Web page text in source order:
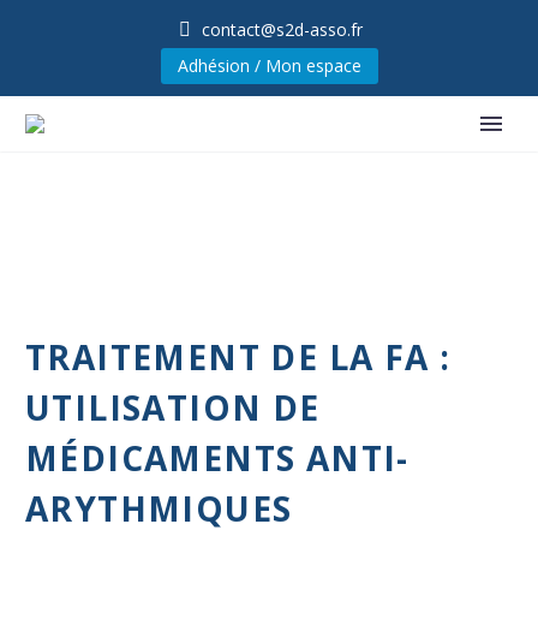
contact@s2d-asso.fr
Adhésion / Mon espace
TRAITEMENT DE LA FA :
UTILISATION DE
MÉDICAMENTS ANTI-
ARYTHMIQUES